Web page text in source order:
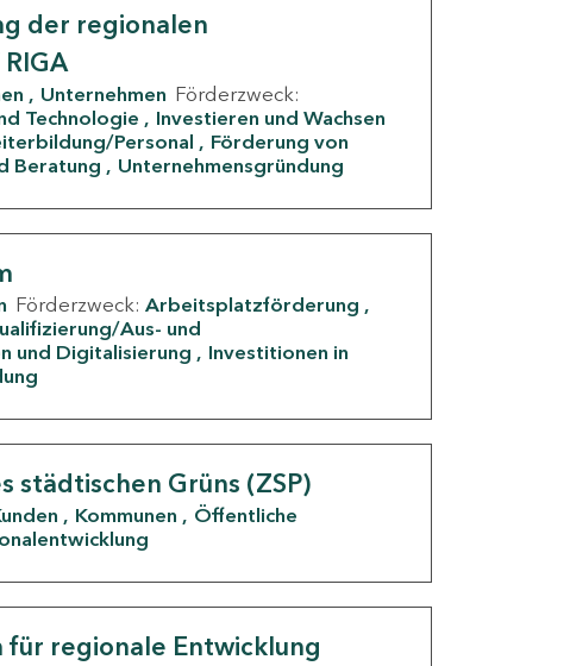
der regionalen
Unternehmen Förderzweck:
Technologie
Investieren und Wachsen
Personal
Förderung von
Beratung Unternehmensgründung
Förderzweck: Arbeitsplatzförderung
Aus- und
und Digitalisierung
Investitionen in
städtischen Grüns (ZSP)
Kommunen
Öffentliche
regionale Entwicklung